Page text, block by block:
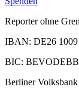
Reporter ohne
IBAN: DE26 1009
BIC: BEVODEBB
Berliner Volksbank